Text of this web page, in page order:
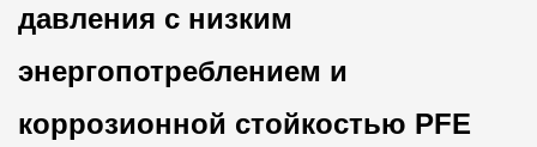
давления с низким
энергопотреблением и
коррозионной стойкостью PFE